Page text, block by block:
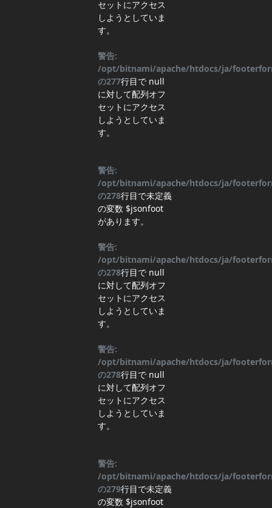
セットにアクセス
しようとしていま
す。
警告:
/opt/bitnami/apache/htdocs/ja/
の277行目で null
に対して配列オフ
セットにアクセス
しようとしていま
す。
警告:
/opt/bitnami/apache/htdocs/ja/
の278行目で未定義
の変数 $jsonfoot
があります。
警告:
/opt/bitnami/apache/htdocs/ja/
の278行目で null
に対して配列オフ
セットにアクセス
しようとしていま
す。
警告:
/opt/bitnami/apache/htdocs/ja/
の278行目で null
に対して配列オフ
セットにアクセス
しようとしていま
す。
警告:
/opt/bitnami/apache/htdocs/ja/
の279行目で未定義
の変数 $jsonfoot